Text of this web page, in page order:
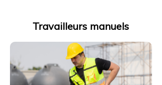
Travailleurs manuels